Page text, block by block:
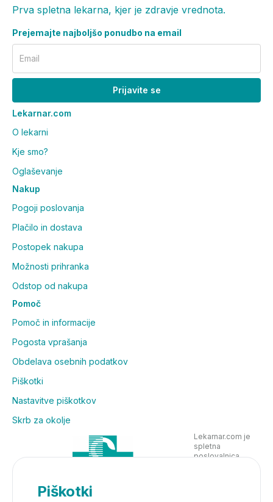
Prva spletna lekarna, kjer je zdravje vrednota.
Prejemajte najboljšo ponudbo na email
Email
Prijavite se
Lekarnar.com
O lekarni
Kje smo?
Oglaševanje
Nakup
Pogoji poslovanja
Plačilo in dostava
Postopek nakupa
Možnosti prihranka
Odstop od nakupa
Pomoč
Pomoč in informacije
Pogosta vprašanja
Obdelava osebnih podatkov
Piškotki
Nastavitve piškotkov
Skrb za okolje
Lekarnar.com je
spletna
poslovalnica
Piškotki